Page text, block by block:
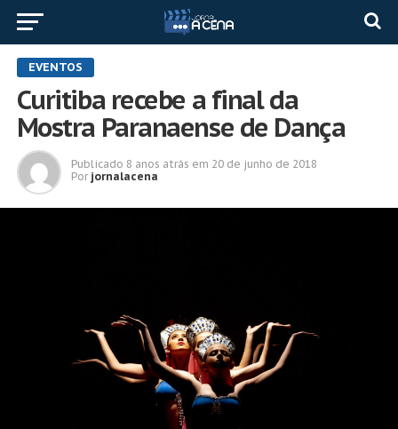
EVENTOS
Curitiba recebe a final da
Mostra Paranaense de Dança
Publicado 8 anos atrás em 20 de junho de 2018
Por jornalacena